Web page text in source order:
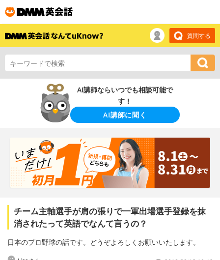
質問する
AI講師ならいつでも相談可能で
す！
AI講師に聞く
チーム主軸選手が肩の張りで一軍出場選手登録を抹
消されたって英語でなんて言うの？
日本のプロ野球の話です。どうぞよろしくお願いいたします。